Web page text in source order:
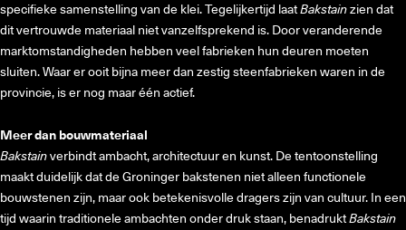
specifieke samenstelling van de klei. Tegelijkertijd laatBakstainzien dat
dit vertrouwde materiaal niet vanzelfsprekend is. Door veranderende
marktomstandigheden hebben veel fabrieken hun deuren moeten
sluiten. Waar er ooit bijna meer dan zestig steenfabrieken waren in de
provincie, is er nog maar één actief.
Meer dan bouwmateriaal
Bakstainverbindt ambacht, architectuur en kunst. De tentoonstelling
maakt duidelijk dat de Groninger bakstenen niet alleen functionele
bouwstenen zijn, maar ook betekenisvolle dragers zijn van cultuur. In een
tijd waarin traditionele ambachten onder druk staan, benadruktBakstain